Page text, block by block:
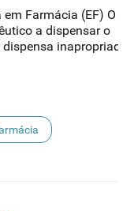
Farmácia (EF) O
a dispensar o
inapropriada